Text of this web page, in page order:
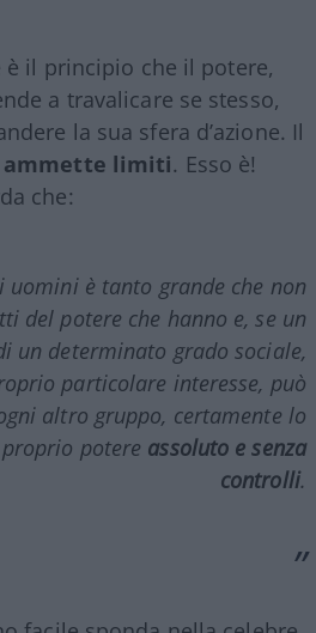
è il principio che il potere,
a travalicare se stesso,
la sua sfera d’azione. Il
ammette limiti. Esso è!
che:
uomini è tanto grande che non
del potere che hanno e, se un
un determinato grado sociale,
particolare interesse, può
altro gruppo, certamente lo
potere assoluto e senza
controlli.